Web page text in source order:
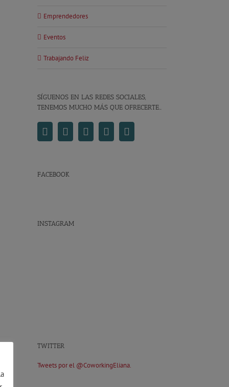
Emprendedores
Eventos
Trabajando Feliz
SÍGUENOS EN LAS REDES SOCIALES,
TENEMOS MUCHO MÁS QUE OFRECERTE…
FACEBOOK
INSTAGRAM
TWITTER
Tweets por el @CoworkingEliana.